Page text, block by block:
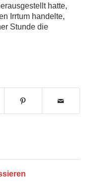
hatte,
Irrtum handelte,
Stunde die